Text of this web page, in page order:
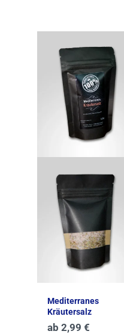
Mediterranes
Kräutersalz
ab 2,99 €